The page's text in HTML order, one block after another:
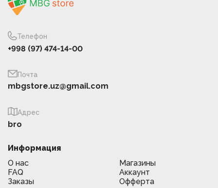
Телефон
+998 (97) 474-14-00
Почта
mbgstore.uz@gmail.com
Адрес
bro
Информация
О нас
Магазины
FAQ
Аккаунт
Заказы
Офферта